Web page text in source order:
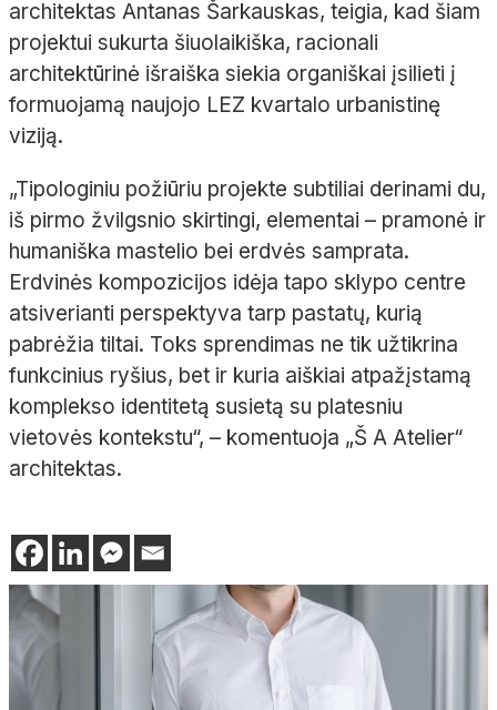
architektas Antanas Šarkauskas, teigia, kad šiam
projektui sukurta šiuolaikiška, racionali
architektūrinė išraiška siekia organiškai įsilieti į
formuojamą naujojo LEZ kvartalo urbanistinę
viziją.
„Tipologiniu požiūriu projekte subtiliai derinami du,
iš pirmo žvilgsnio skirtingi, elementai – pramonė ir
humaniška mastelio bei erdvės samprata.
Erdvinės kompozicijos idėja tapo sklypo centre
atsiverianti perspektyva tarp pastatų, kurią
pabrėžia tiltai. Toks sprendimas ne tik užtikrina
funkcinius ryšius, bet ir kuria aiškiai atpažįstamą
komplekso identitetą susietą su platesniu
vietovės kontekstu“, – komentuoja „Š A Atelier“
architektas.